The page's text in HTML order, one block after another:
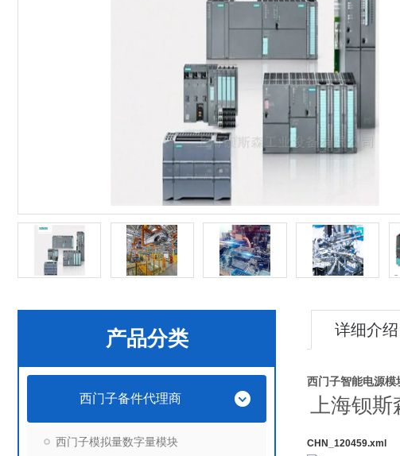
产品分类
西门子备件代理商
西门子模拟量数字量模块
详细介绍
西门子智能电源
上海钡斯
CHN_120459.xml